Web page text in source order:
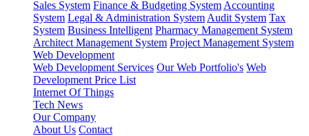
Sales System Finance & Budgeting System Accounting
System Legal & Administration System Audit System Tax
System Business Intelligent Pharmacy Management System
Architect Management System Project Management System
Web Development
Web Development Services Our Web Portfolio's Web
Development Price List
Internet Of Things
Tech News
Our Company
About Us Contact